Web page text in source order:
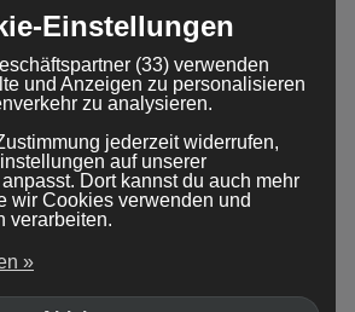
Einstellungen
(33) verwenden
und Anzeigen zu personalisieren
zu analysieren.
jederzeit widerrufen,
auf unserer
Dort kannst du auch mehr
wir Cookies verwenden und
verarbeiten.
»